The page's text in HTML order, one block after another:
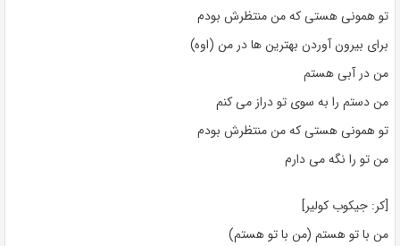
تو همونی هستی که من منتظرش بودم
برای بیرون آوردن بهترین ها در من (اوه)
من در آبی هستم
من دستم را به سوی تو دراز می کنم
تو همونی هستی که من منتظرش بودم
من تو را نگه می دارم
[کر: جیکوب کولیر]
من با تو هستم (من با تو هستم)